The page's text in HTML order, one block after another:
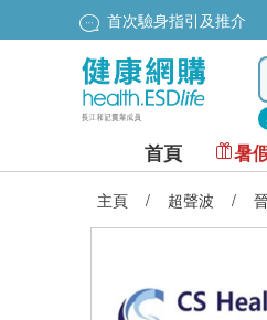
首次驗身指引及推介
首頁 暑
主頁 / 超聲波 /